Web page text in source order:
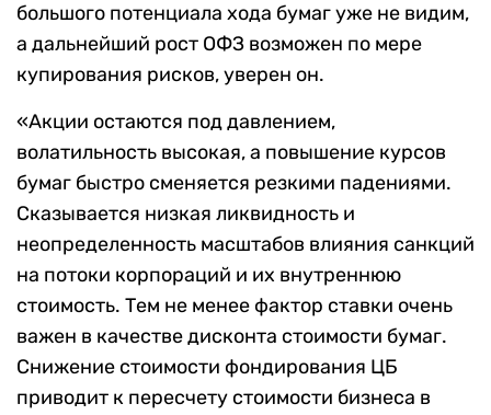
большого потенциала хода бумаг уже не видим,
а дальнейший рост ОФЗ возможен по мере
купирования рисков, уверен он.
«Акции остаются под давлением,
волатильность высокая, а повышение курсов
бумаг быстро сменяется резкими падениями.
Сказывается низкая ликвидность и
неопределенность масштабов влияния санкций
на потоки корпораций и их внутреннюю
стоимость. Тем не менее фактор ставки очень
важен в качестве дисконта стоимости бумаг.
Снижение стоимости фондирования ЦБ
приводит к пересчету стоимости бизнеса в